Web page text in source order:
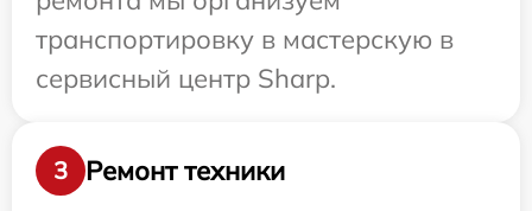
транспортировку в мастерскую в
сервисный центр Sharp.
3
Ремонт техники